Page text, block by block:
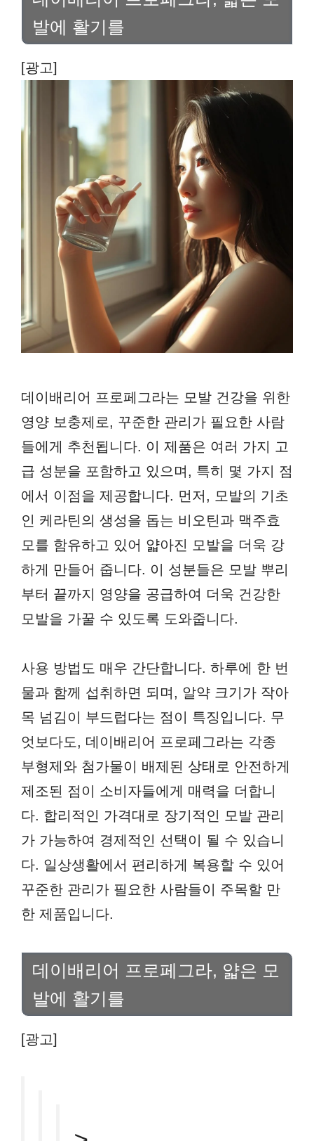
발에 활기를
[광고]
데이배리어 프로페그라는 모발 건강을 위한
영양 보충제로, 꾸준한 관리가 필요한 사람
들에게 추천됩니다. 이 제품은 여러 가지 고
급 성분을 포함하고 있으며, 특히 몇 가지 점
에서 이점을 제공합니다. 먼저, 모발의 기초
인 케라틴의 생성을 돕는 비오틴과 맥주효
모를 함유하고 있어 얇아진 모발을 더욱 강
하게 만들어 줍니다. 이 성분들은 모발 뿌리
부터 끝까지 영양을 공급하여 더욱 건강한
모발을 가꿀 수 있도록 도와줍니다.
사용 방법도 매우 간단합니다. 하루에 한 번
물과 함께 섭취하면 되며, 알약 크기가 작아
목 넘김이 부드럽다는 점이 특징입니다. 무
엇보다도, 데이배리어 프로페그라는 각종
부형제와 첨가물이 배제된 상태로 안전하게
제조된 점이 소비자들에게 매력을 더합니
다. 합리적인 가격대로 장기적인 모발 관리
가 가능하여 경제적인 선택이 될 수 있습니
다. 일상생활에서 편리하게 복용할 수 있어
꾸준한 관리가 필요한 사람들이 주목할 만
한 제품입니다.
데이배리어 프로페그라, 얇은 모
발에 활기를
[광고]